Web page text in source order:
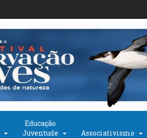
Educação
Juventude
Associativismo